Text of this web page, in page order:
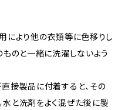
により他の衣類等に色移りし
ものと一緒に洗濯しないよう
接製品に付着すると、その
と洗剤をよく混ぜた後に製